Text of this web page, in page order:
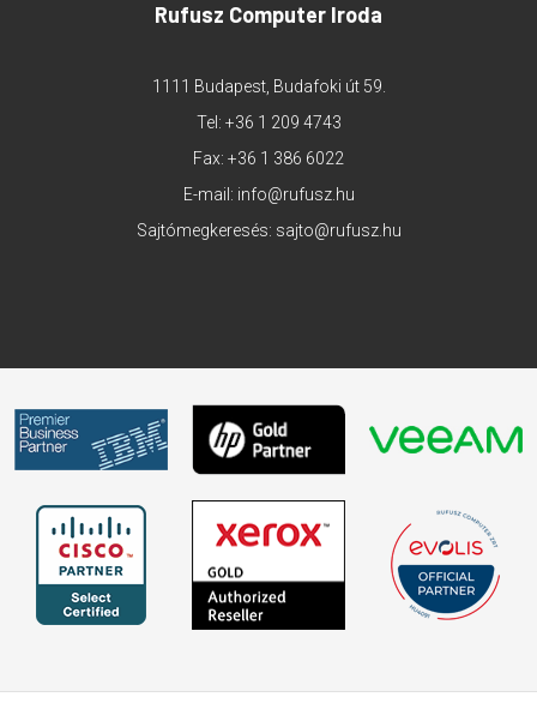
Rufusz Computer Iroda
1111 Budapest, Budafoki út 59.
Tel: +36 1 209 4743
Fax: +36 1 386 6022
E-mail: info@rufusz.hu
Sajtómegkeresés: sajto@rufusz.hu